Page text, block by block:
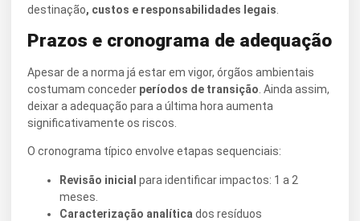
destinação, custos e responsabilidades legais
Prazos e cronograma de adequação
Apesar de a norma já estar em vigor, órgãos ambientais
costumam conceder períodos de transição . Ainda assim,
deixar a adequação para a última hora aumenta
significativamente os riscos.
O cronograma típico envolve etapas sequenciais:
Revisão inicial para identificar impactos: 1 a 2
meses.
Caracterização analítica dos resíduos